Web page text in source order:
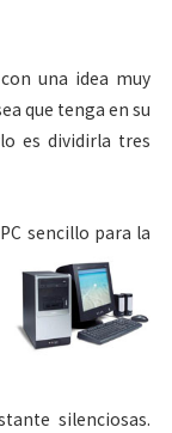
una idea muy
que tenga en su
es dividirla tres
sencillo para la
silenciosas.